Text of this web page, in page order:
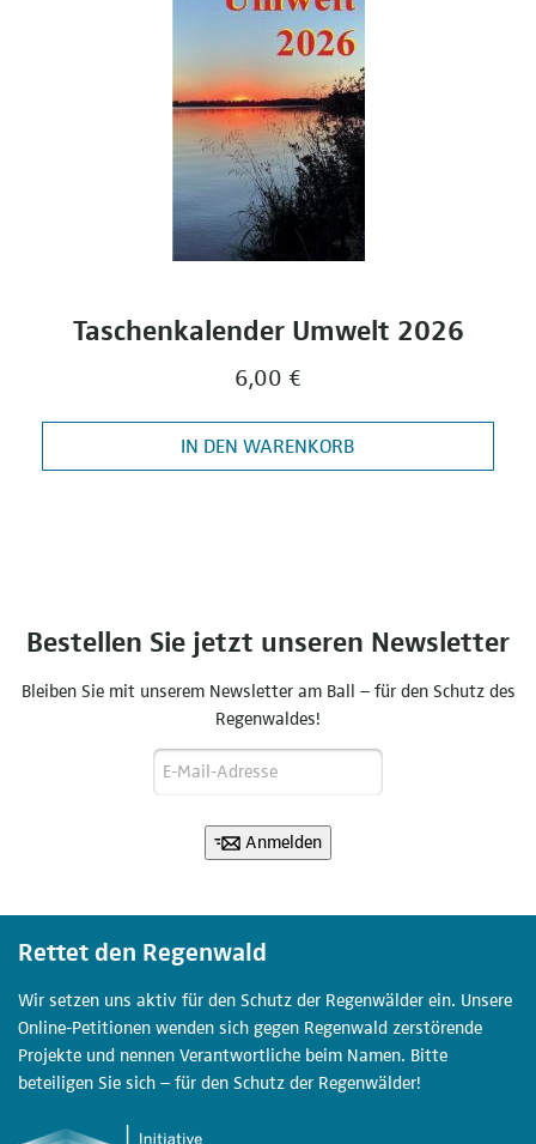
Taschenkalender Umwelt 2026
6,00 €
IN DEN WARENKORB
Bestellen Sie jetzt unseren Newsletter
Bleiben Sie mit unserem Newsletter am Ball – für den Schutz des
Regenwaldes!
Anmelden
Rettet den Regenwald
Wir setzen uns aktiv für den Schutz der Regenwälder ein. Unsere
Online-Petitionen wenden sich gegen Regenwald zerstörende
Projekte und nennen Verantwortliche beim Namen. Bitte
beteiligen Sie sich – für den Schutz der Regenwälder!